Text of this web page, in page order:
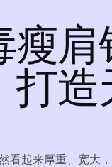
瘦
打
看起来厚重、宽大